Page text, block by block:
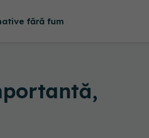
fără fum